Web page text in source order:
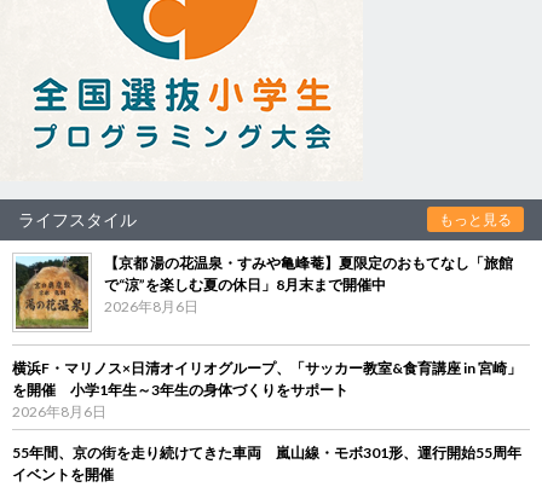
ライフスタイル もっと見る
【京都 湯の花温泉・すみや亀峰菴】夏限定のおもてなし「旅館
で“涼”を楽しむ夏の休日」8月末まで開催中
2026年8月6日
横浜F・マリノス×日清オイリオグループ、「サッカー教室&食育講座 in 宮崎」
を開催 小学1年生～3年生の身体づくりをサポート
2026年8月6日
55年間、京の街を走り続けてきた車両 嵐山線・モボ301形、運行開始55周年
イベントを開催